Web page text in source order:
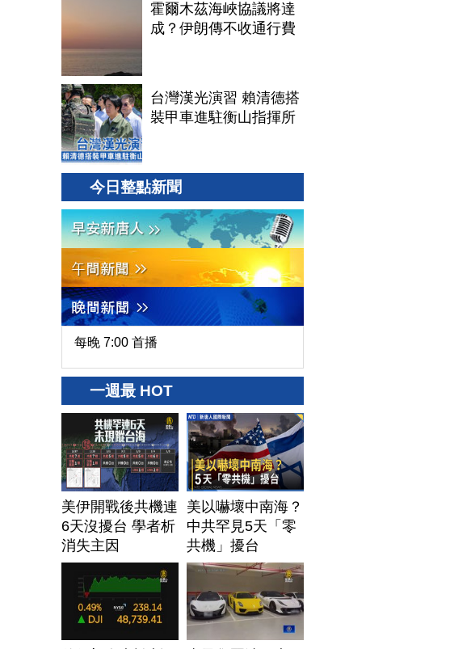
霍爾木茲海峽協議將達
成？伊朗傳不收通行費
台灣漢光演習 賴清德搭
裝甲車進駐衡山指揮所
今日整點新聞
每晚 7:00 首播
一週最 HOT
美伊開戰後共機連
6天沒擾台 學者析
消失主因
美以嚇壞中南海？
中共罕見5天「零
共機」擾台